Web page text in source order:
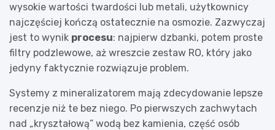
wysokie wartości twardości lub metali, użytkownicy
najczęściej kończą ostatecznie na osmozie. Zazwyczaj
jest to wynik procesu: najpierw dzbanki, potem proste
filtry podzlewowe, aż wreszcie zestaw RO, który jako
jedyny faktycznie rozwiązuje problem.
Systemy z mineralizatorem mają zdecydowanie lepsze
recenzje niż te bez niego. Po pierwszych zachwytach
nad „kryształową” wodą bez kamienia, część osób